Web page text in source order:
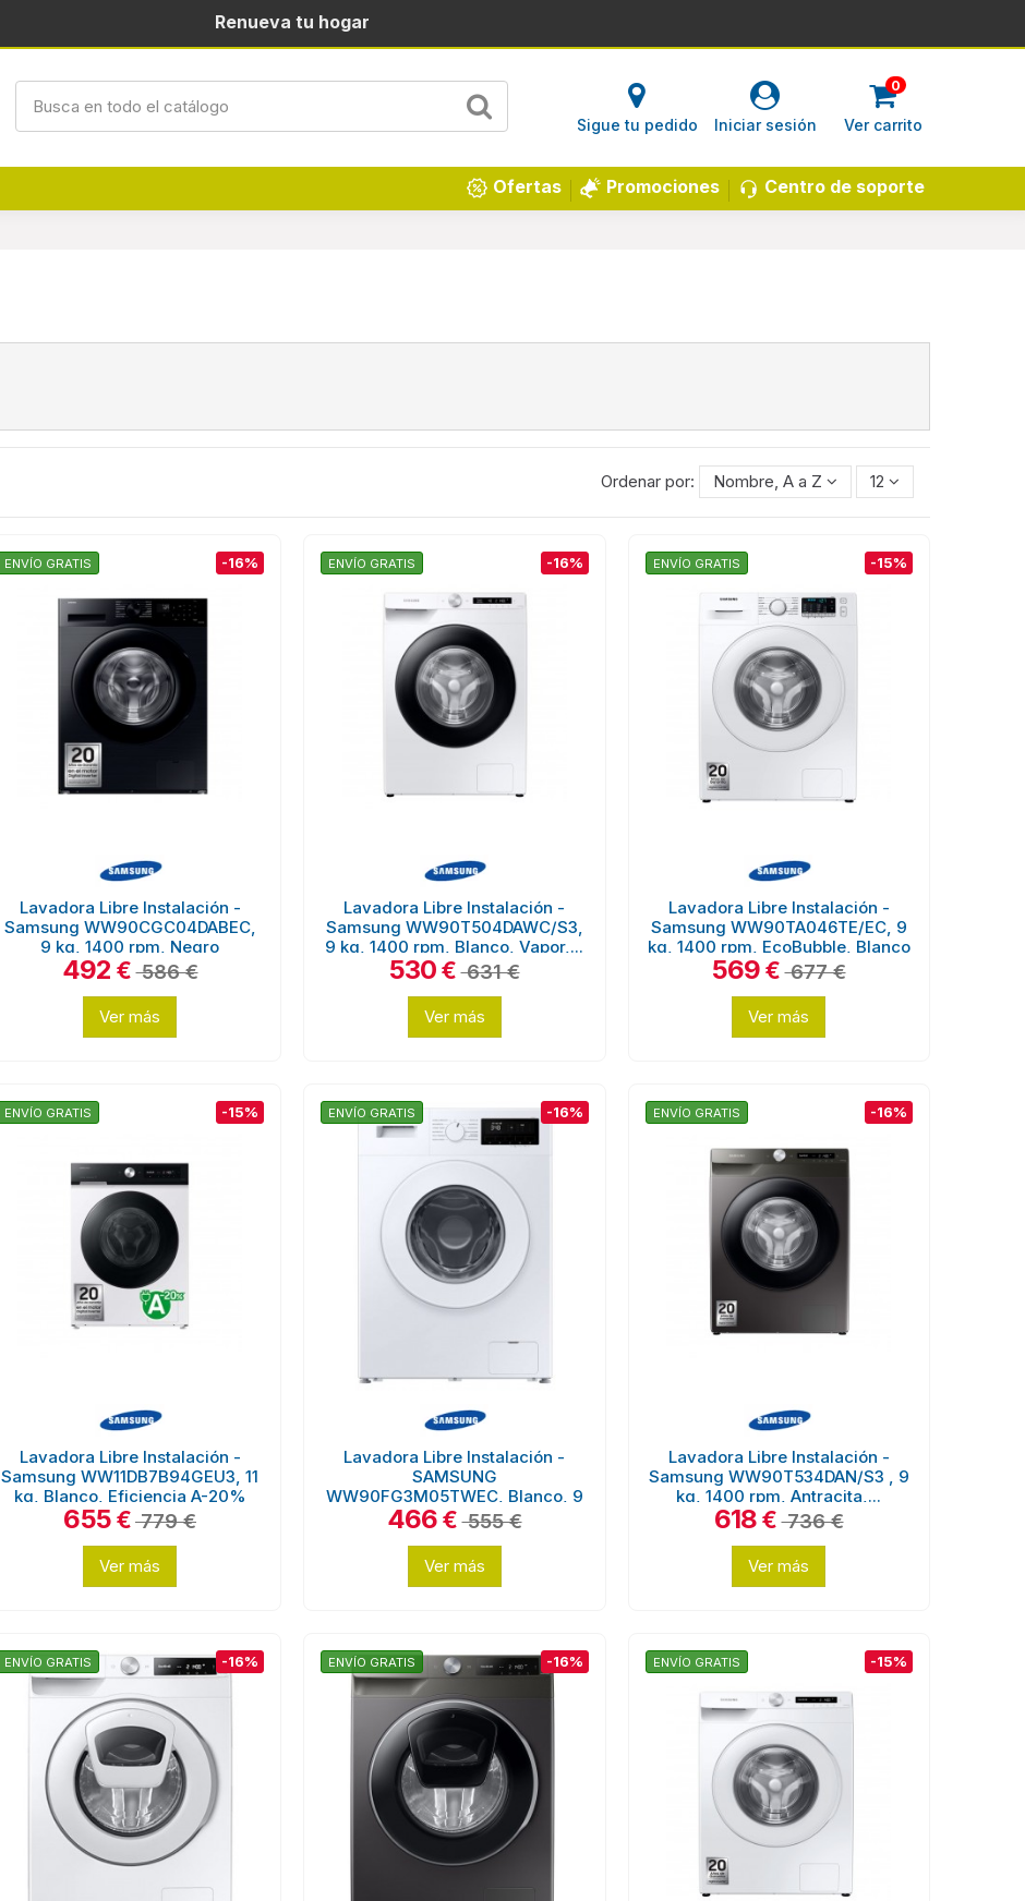
Renueva tu hogar
Sigue tu pedido Iniciar sesión
0
Ver carrito
Centro de soporte
Promociones
Ofertas
Ordenar por: Nombre, A a Z 12
ENVÍO GRATIS -16%
Lavadora Libre Instalación -
Samsung WW90CGC04DABEC,
9 kg, 1400 rpm, Negro
492 € 586 €
Ver más
ENVÍO GRATIS -16%
Lavadora Libre Instalación -
Samsung WW90T504DAWC/S3,
9 kg, 1400 rpm, Blanco, Vapor,...
530 € 631 €
Ver más
ENVÍO GRATIS -15%
Lavadora Libre Instalación -
Samsung WW90TA046TE/EC, 9
kg, 1400 rpm, EcoBubble, Blanco
569 € 677 €
Ver más
ENVÍO GRATIS -15%
Lavadora Libre Instalación -
Samsung WW11DB7B94GEU3, 11
kg, Blanco, Eficiencia A-20%
655€779 €
Ver más
ENVÍO GRATIS -16%
Lavadora Libre Instalación -
SAMSUNG
WW90FG3M05TWEC, Blanco, 9
Kg, Fondo Reducido
466 € 555 €
Ver más
ENVÍO GRATIS -16%
Lavadora Libre Instalación -
Samsung WW90T534DAN/S3 , 9
kg, 1400 rpm, Antracita,...
618 € 736 €
Ver más
ENVÍO GRATIS -16% ENVÍO GRATIS -16% ENVÍO GRATIS -15%